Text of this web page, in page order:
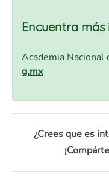
Encuentra
Academia Nacional
g.mx
¿Crees que es